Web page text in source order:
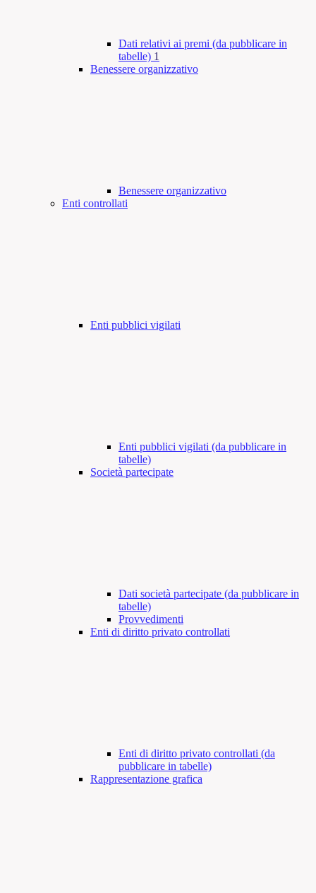
Dati relativi ai premi (da pubblicare in
tabelle) 1
Benessere organizzativo
Benessere organizzativo
Enti controllati
Enti pubblici vigilati
Enti pubblici vigilati (da pubblicare in
tabelle)
Società partecipate
Dati società partecipate (da pubblicare in
tabelle)
Provvedimenti
Enti di diritto privato controllati
Enti di diritto privato controllati (da
pubblicare in tabelle)
Rappresentazione grafica